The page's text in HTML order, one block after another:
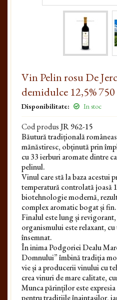
Vin Pelin rosu De
demidulce 12,5%
Disponibilitate: In stoc
Cod produsJR 962-15
Băutură tradițională
mănăstiresc, obținută prin
cu 33 ierburi aromate dintre
pelinul.
Vinul care stă la baza acestui
temperatură controlată joasă
biotehnologie modernă,
complex aromatic bogat și fin.
Finalul este lung și
organismului este relaxant,
însemnat.
În inima Podgoriei Dealu
Domnului” îmbină tradiția
vie și a producerii vinului cu
crea vinuri de mare calitate,
Munca părinților este
pentru tradițiile înaintașilor,